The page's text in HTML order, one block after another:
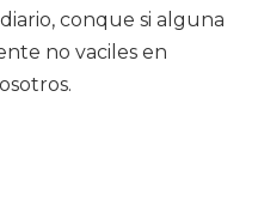
conque si alguna
no vaciles en